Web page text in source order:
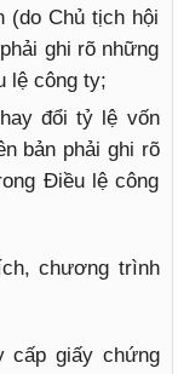
(do Chủ tịch hội
ghi rõ những
lệ công ty;
đổi tỷ lệ vốn
bản phải ghi rõ
Điều lệ công
chương trình
cấp giấy chứng